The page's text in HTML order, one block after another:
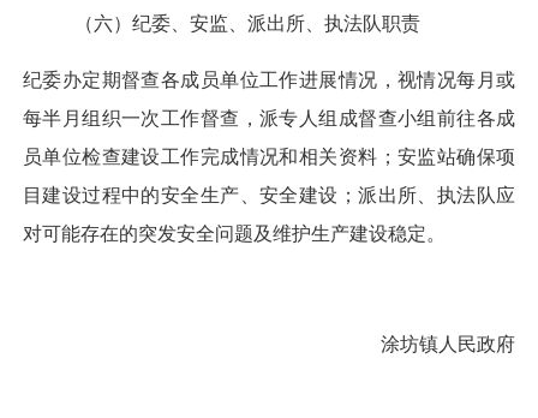
（六）纪委、安监、派出所、执法队职责
纪委办定期督查各成员单位工作进展情况，视情况每月或
每半月组织一次工作督查，派专人组成督查小组前往各成
员单位检查建设工作完成情况和相关资料 ； 安监站确保项
目建设过程中的安全生产、安全建设 ； 派出所、执法队应
对可能存在的突发安全问题及维护生产建设稳定。
涂坊镇人民政府